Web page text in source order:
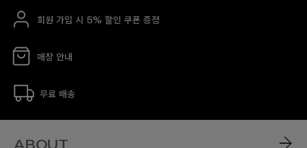
회원 가입 시 5% 할인 쿠폰 증정
매장 안내
무료 배송
ABOUT